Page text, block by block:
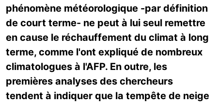
phénomène météorologique -par définition
de court terme- ne peut à lui seul remettre
en cause le réchauffement du climat à long
terme, comme l'ont expliqué de nombreux
climatologues à l'AFP. En outre, les
premières analyses des chercheurs
tendent à indiquer que la tempête de neige